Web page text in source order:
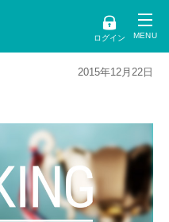
ログイン
2015年12月22日